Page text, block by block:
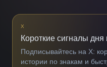
X
Короткие сигналы
Подписывайтесь на X:
истории по знакам и